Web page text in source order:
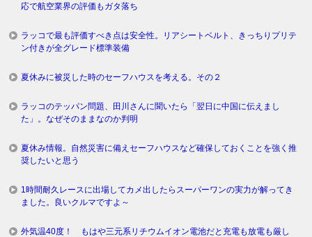
応で航空業界の評価もガタ落ち
ラッコで最も評価すべき点は安全性。リアシートベルト、きっちりプリテ
ン付きが全グレード標準装備
夏休みに被災した時のセーフハウスを考える。その２
ラッコのテッパン問題、田川さんに聞いたら「翌日に中国に伝えまし
た」。なぜそのままなのか判明
夏休み情報。自然災害に備えセーフハウスなど確保しておくことを強く推
奨したいと思う
1時間耐久レースに出場してカメ出したらスーパーワンの実力が解ってき
ました。良いクルマですよ～
外気温40度！ もはや三元系リチウムイオン電池だと充電も放電も厳し